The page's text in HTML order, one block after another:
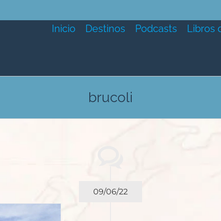
Inicio Destinos Podcasts Libros
brucoli
09/06/22